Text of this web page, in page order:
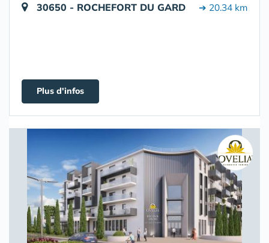
30650 - ROCHEFORT DU GARD ➔ 20.34 km
Plus d'infos